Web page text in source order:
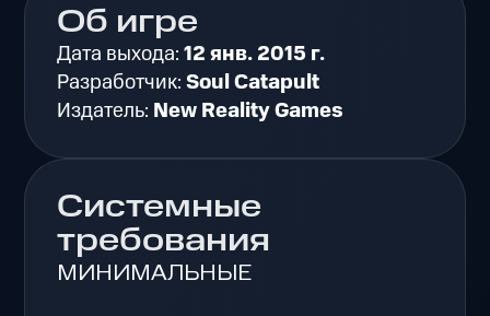
Об игре
Дата выхода:12 янв. 2015 г.
Разработчик:Soul Catapult
Издатель: New Reality Games
Системные
требования
МИНИМАЛЬНЫЕ